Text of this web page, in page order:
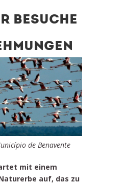
BESUCHE
de Benavente
mit einem
auf, das zu